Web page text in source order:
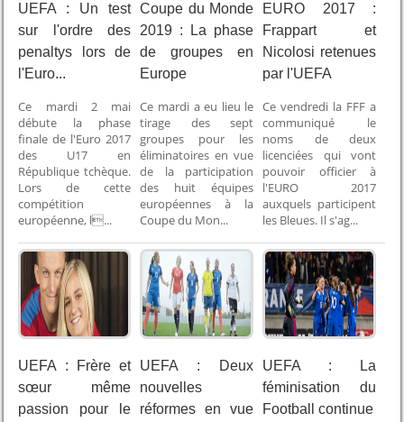
UEFA : Un test
sur l'ordre des
penaltys lors de
l'Euro...
Ce mardi 2 mai
débute la phase
finale de l'Euro 2017
des U17 en
République tchèque.
Lors de cette
compétition
européenne, l...
Coupe du Monde
2019 : La phase
de groupes en
Europe
Ce mardi a eu lieu le
tirage des sept
groupes pour les
éliminatoires en vue
de la participation
des huit équipes
européennes à la
Coupe du Mon...
EURO 2017 :
Frappart et
Nicolosi retenues
par l'UEFA
Ce vendredi la FFF a
communiqué le
noms de deux
licenciées qui vont
pouvoir officier à
l'EURO 2017
auxquels participent
les Bleues. Il s'ag...
UEFA : Frère et
sœur même
passion pour le
UEFA : Deux
nouvelles
réformes en vue
UEFA : La
féminisation du
Football continue